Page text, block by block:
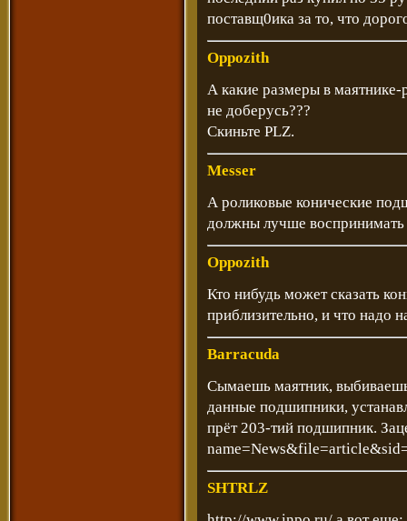
поставщ0ика за то, что
Oppozith
А какие размеры в маятнике-
не доберусь???
Скиньте PLZ.
Messer
А роликовые конические
должны лучше
Oppozith
Кто нибудь может сказать
приблизительно, и что надо
Barracuda
Сымаешь маятник,
данные подшипники,
прёт 203-тий подшипник.
SHTRLZ